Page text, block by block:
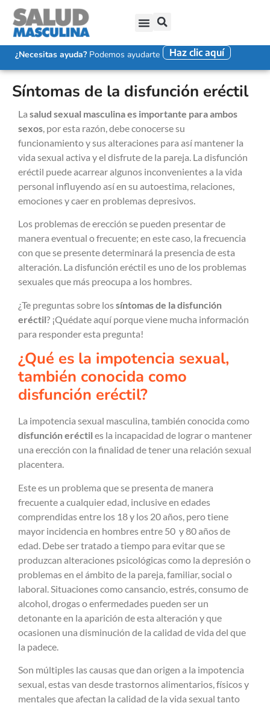
¿Necesitas ayuda?Podemos ayudarte Haz clic aquí
Síntomas de la disfunción eréctil
La salud sexual masculina es importante para ambos
sexos, por esta razón, debe conocerse su
funcionamiento y sus alteraciones para así mantener la
vida sexual activa y el disfrute de la pareja. La disfunción
eréctil puede acarrear algunos inconvenientes a la vida
personal influyendo así en su autoestima, relaciones,
emociones y caer en problemas depresivos.
Los problemas de erección se pueden presentar de
manera eventual o frecuente; en este caso, la frecuencia
con que se presente determinará la presencia de esta
alteración. La disfunción eréctil es uno de los problemas
sexuales que más preocupa a los hombres.
¿Te preguntas sobre lossíntomas de la disfunción
eréctil? ¡Quédate aquí porque viene mucha información
para responder esta pregunta!
¿Qué es la impotencia sexual,
también conocida como
disfunción eréctil?
La impotencia sexual masculina, también conocida como
disfunción eréctil es la incapacidad de lograr o mantener
una erección con la finalidad de tener una relación sexual
placentera.
Este es un problema que se presenta de manera
frecuente a cualquier edad, inclusive en edades
comprendidas entre los 18 y los 20 años, pero tiene
mayor incidencia en hombres entre 50 y 80 años de
edad. Debe ser tratado a tiempo para evitar que se
produzcan alteraciones psicológicas como la depresión o
problemas en el ámbito de la pareja, familiar, social o
laboral. Situaciones como cansancio, estrés, consumo de
alcohol, drogas o enfermedades pueden ser un
detonante en la aparición de esta alteración y que
ocasionen una disminución de la calidad de vida del que
la padece.
Son múltiples las causas que dan origen a la impotencia
sexual, estas van desde trastornos alimentarios, físicos y
mentales que afectan la calidad de la vida sexual tanto